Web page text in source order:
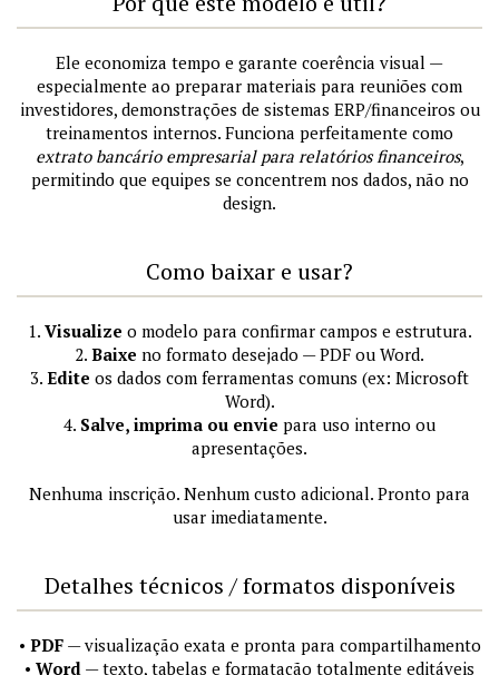
Ele economiza tempo e garante coerência visual —
especialmente ao preparar materiais para reuniões com
investidores, demonstrações de sistemas ERP/financeiros ou
treinamentos internos. Funciona perfeitamente como
extrato bancário empresarial para relatórios financeiros,
permitindo que equipes se concentrem nos dados, não no
design.
Como baixar e usar?
1. Visualize o modelo para confirmar campos e estrutura.
2. Baixe no formato desejado — PDF ou Word.
3. Edite os dados com ferramentas comuns (ex: Microsoft
Word).
4. Salve, imprima ou envie para uso interno ou
apresentações.
Nenhuma inscrição. Nenhum custo adicional. Pronto para
usar imediatamente.
Detalhes técnicos / formatos disponíveis
• PDF— visualização exata e pronta para compartilhamento
• Word — texto, tabelas e formatação totalmente editáveis